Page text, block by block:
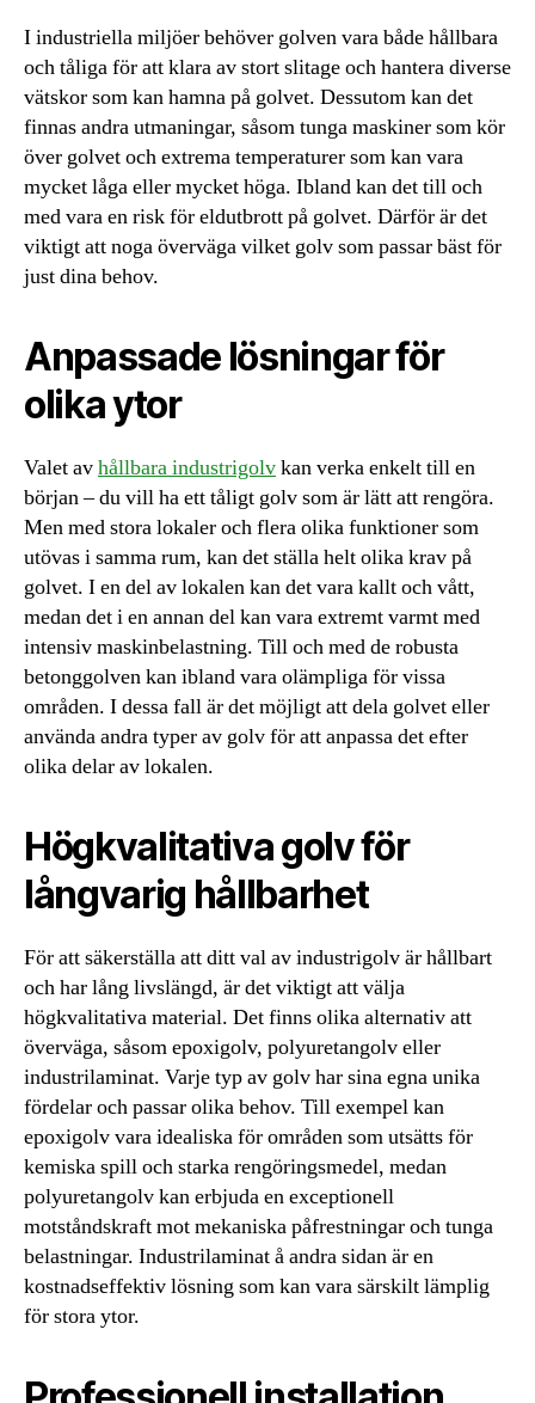
I industriella miljöer behöver golven vara både hållbara
och tåliga för att klara av stort slitage och hantera diverse
vätskor som kan hamna på golvet. Dessutom kan det
finnas andra utmaningar, såsom tunga maskiner som kör
över golvet och extrema temperaturer som kan vara
mycket låga eller mycket höga. Ibland kan det till och
med vara en risk för eldutbrott på golvet. Därför är det
viktigt att noga överväga vilket golv som passar bäst för
just dina behov.
Anpassade lösningar för
olika ytor
Valet avhållbara industrigolvkan verka enkelt till en
början – du vill ha ett tåligt golv som är lätt att rengöra.
Men med stora lokaler och flera olika funktioner som
utövas i samma rum, kan det ställa helt olika krav på
golvet. I en del av lokalen kan det vara kallt och vått,
medan det i en annan del kan vara extremt varmt med
intensiv maskinbelastning. Till och med de robusta
betonggolven kan ibland vara olämpliga för vissa
områden. I dessa fall är det möjligt att dela golvet eller
använda andra typer av golv för att anpassa det efter
olika delar av lokalen.
Högkvalitativa golv för
långvarig hållbarhet
För att säkerställa att ditt val av industrigolv är hållbart
och har lång livslängd, är det viktigt att välja
högkvalitativa material. Det finns olika alternativ att
överväga, såsom epoxigolv, polyuretangolv eller
industrilaminat. Varje typ av golv har sina egna unika
fördelar och passar olika behov. Till exempel kan
epoxigolv vara idealiska för områden som utsätts för
kemiska spill och starka rengöringsmedel, medan
polyuretangolv kan erbjuda en exceptionell
motståndskraft mot mekaniska påfrestningar och tunga
belastningar. Industrilaminat å andra sidan är en
kostnadseffektiv lösning som kan vara särskilt lämplig
för stora ytor.